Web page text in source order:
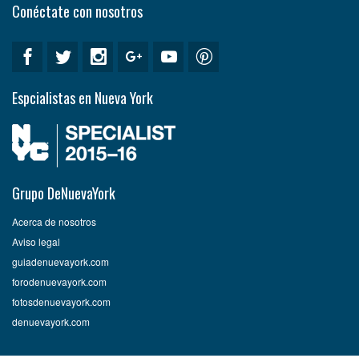
Conéctate con nosotros
Espcialistas en Nueva York
Grupo DeNuevaYork
Acerca de nosotros
Aviso legal
guiadenuevayork.com
forodenuevayork.com
fotosdenuevayork.com
denuevayork.com